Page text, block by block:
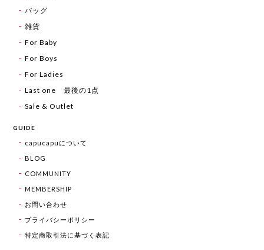
バッグ
雑貨
For Baby
For Boys
For Ladies
Last one 最後の1点
Sale & Outlet
GUIDE
capucapuについて
BLOG
COMMUNITY
MEMBERSHIP
お問い合わせ
プライバシーポリシー
特定商取引法に基づく表記